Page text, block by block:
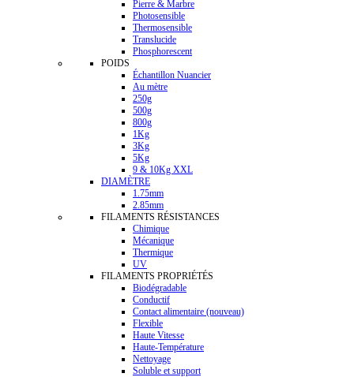
Pierre & Marbre
Photosensible
Thermosensible
Translucide
Phosphorescent
POIDS
Échantillon Nuancier
Au mètre
250g
500g
800g
1Kg
3Kg
5Kg
9 & 10Kg XXL
DIAMÈTRE
1.75mm
2.85mm
FILAMENTS RÉSISTANCES
Chimique
Mécanique
Thermique
UV
FILAMENTS PROPRIÉTÉS
Biodégradable
Conductif
Contact alimentaire (nouveau)
Flexible
Haute Vitesse
Haute-Température
Nettoyage
Soluble et support